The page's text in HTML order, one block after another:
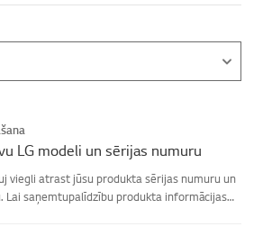
LG modeli un sērijas numuru
viegli atrast jūsu produkta sērijas numuru un
Lai saņemtupalīdzību produkta informācijas